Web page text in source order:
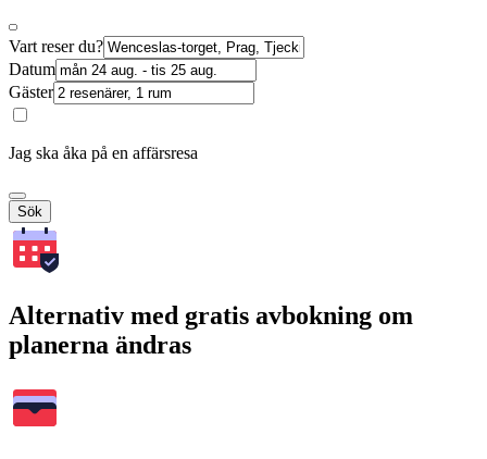
Vart reser du?
Datum
Gäster
Jag ska åka på en affärsresa
Sök
Alternativ med gratis avbokning om
planerna ändras